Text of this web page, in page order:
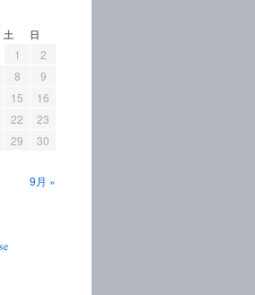
土 日
9月 »
1
2
8
9
15
16
22
23
29
30